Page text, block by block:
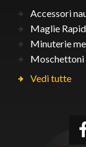
Accessori
Maglie
Minuterie
Vedi tutte